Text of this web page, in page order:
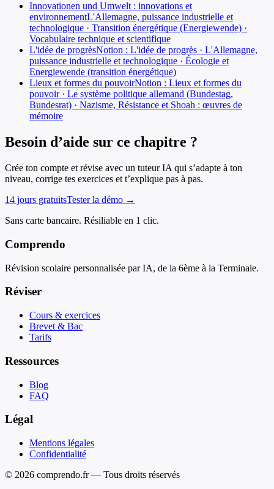
Innovationen und Umwelt : innovations et
environnementL'Allemagne, puissance industrielle et
technologique · Transition énergétique (Energiewende) ·
Vocabulaire technique et scientifique
L'idée de progrèsNotion : L'idée de progrès · L'Allemagne,
puissance industrielle et technologique · Écologie et
Energiewende (transition énergétique)
Lieux et formes du pouvoirNotion : Lieux et formes du
pouvoir · Le système politique allemand (Bundestag,
Bundesrat) · Nazisme, Résistance et Shoah : œuvres de
mémoire
Besoin d’aide sur ce chapitre ?
Crée ton compte et révise avec un tuteur IA qui s’adapte à ton
niveau, corrige tes exercices et t’explique pas à pas.
14 jours gratuitsTester la démo →
Sans carte bancaire. Résiliable en 1 clic.
Comprendo
Révision scolaire personnalisée par IA, de la 6ème à la Terminale.
Réviser
Cours & exercices
Brevet & Bac
Tarifs
Ressources
Blog
FAQ
Légal
Mentions légales
Confidentialité
© 2026 comprendo.fr — Tous droits réservés